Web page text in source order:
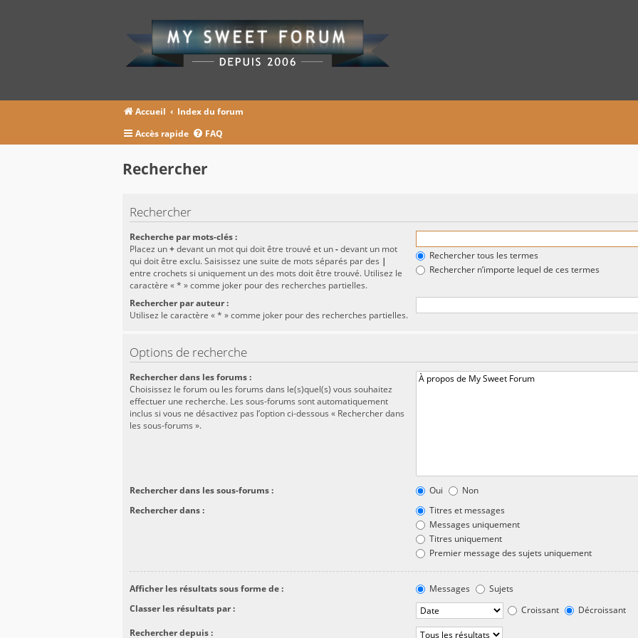
Accueil
Index du forum
Accès rapide
FAQ
Rechercher
Rechercher
Recherche par mots-clés :
Placez un+devant un mot qui doit être trouvé et un-devant un mot
qui doit être exclu. Saisissez une suite de mots séparés par des |
entre crochets si uniquement un des mots doit être trouvé. Utilisez le
caractère « * » comme joker pour des recherches partielles.
Rechercher tous les termes
Rechercher n’importe lequel de ces termes
Rechercher par auteur :
Utilisez le caractère « * » comme joker pour des recherches partielles.
Options de recherche
Rechercher dans les forums :
Choisissez le forum ou les forums dans le(s)quel(s) vous souhaitez
effectuer une recherche. Les sous-forums sont automatiquement
inclus si vous ne désactivez pas l’option ci-dessous « Rechercher dans
les sous-forums ».
Rechercher dans les sous-forums : Oui
Non
Rechercher dans :
Titres et messages
Messages uniquement
Titres uniquement
Premier message des sujets uniquement
Afficher les résultats sous forme de : Messages
Sujets
Classer les résultats par :
Croissant
Décroissant
Rechercher depuis :